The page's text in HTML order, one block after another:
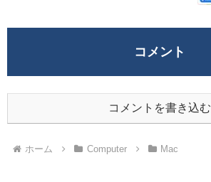
コメント
コメントを書き込む
ホーム Computer Mac